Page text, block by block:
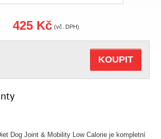
Dog Joint & Mobility Low Calorie je kompletní
425 Kč (vč. DPH)
KOUPIT